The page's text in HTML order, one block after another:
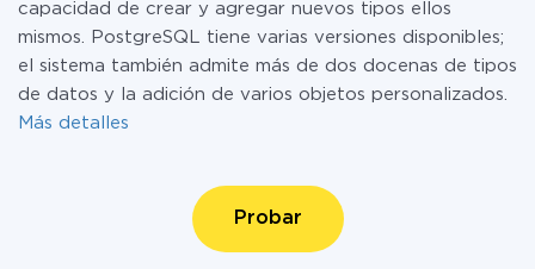
capacidad de crear y agregar nuevos tipos ellos
mismos. PostgreSQL tiene varias versiones disponibles;
el sistema también admite más de dos docenas de tipos
de datos y la adición de varios objetos personalizados.
Más detalles
Probar